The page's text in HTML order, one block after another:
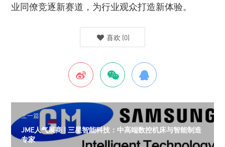
业同僚竞逐新赛道，为行业观众打造新体验。
喜欢 (0)
上一篇
JME人气展商 | 三星智能科技：中高端数控机床与智能制造
专家